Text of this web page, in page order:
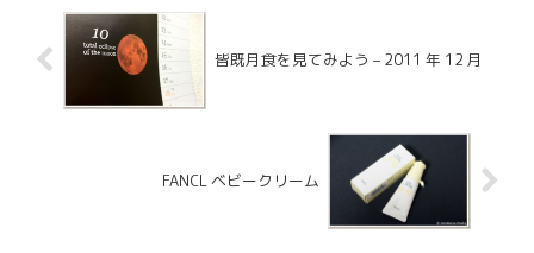
皆既月食を見てみよう – 2011 年 12 月
FANCL ベビークリーム